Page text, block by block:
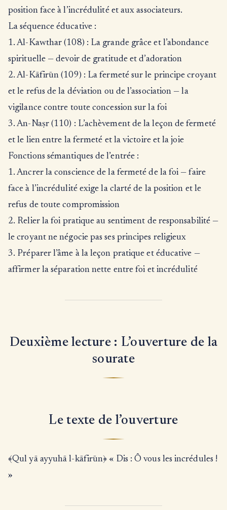
position face à l’incrédulité et aux associateurs.
La séquence éducative :
1. Al-Kawthar (108) : La grande grâce et l’abondance
spirituelle — devoir de gratitude et d’adoration
2. Al-Kāfirūn (109) : La fermeté sur le principe croyant
et le refus de la déviation ou de l’association — la
vigilance contre toute concession sur la foi
3. An-Naṣr (110) : L’achèvement de la leçon de fermeté
et le lien entre la fermeté et la victoire et la joie
Fonctions sémantiques de l’entrée :
1. Ancrer la conscience de la fermeté de la foi — faire
face à l’incrédulité exige la clarté de la position et le
refus de toute compromission
2. Relier la foi pratique au sentiment de responsabilité —
le croyant ne négocie pas ses principes religieux
3. Préparer l’âme à la leçon pratique et éducative —
affirmer la séparation nette entre foi et incrédulité
Deuxième lecture : L’ouverture de la
sourate
Le texte de l’ouverture
﴾Qul yā ayyuhā l-kāfirūn﴿ « Dis : Ô vous les incrédules !
»